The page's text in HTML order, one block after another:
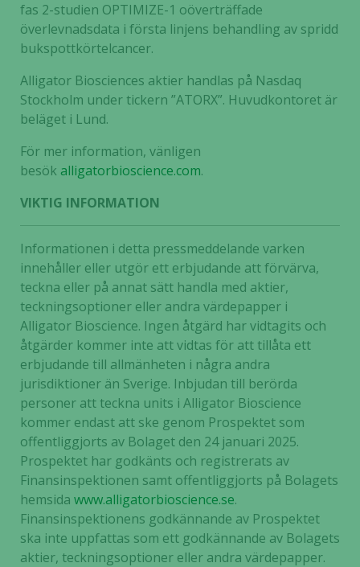
fas 2-studien OPTIMIZE-1 oöverträffade
överlevnadsdata i första linjens behandling av spridd
bukspottkörtelcancer.
Alligator Biosciences aktier handlas på Nasdaq
Stockholm under tickern ”ATORX”. Huvudkontoret är
beläget i Lund.
För mer information, vänligen
besök alligatorbioscience.com.
VIKTIG INFORMATION
Informationen i detta pressmeddelande varken
innehåller eller utgör ett erbjudande att förvärva,
teckna eller på annat sätt handla med aktier,
teckningsoptioner eller andra värdepapper i
Alligator Bioscience. Ingen åtgärd har vidtagits och
åtgärder kommer inte att vidtas för att tillåta ett
erbjudande till allmänheten i några andra
jurisdiktioner än Sverige. Inbjudan till berörda
personer att teckna units i Alligator Bioscience
kommer endast att ske genom Prospektet som
offentliggjorts av Bolaget den 24 januari 2025.
Prospektet har godkänts och registrerats av
Finansinspektionen samt offentliggjorts på Bolagets
hemsida www.alligatorbioscience.se.
Finansinspektionens godkännande av Prospektet
ska inte uppfattas som ett godkännande av Bolagets
aktier, teckningsoptioner eller andra värdepapper.